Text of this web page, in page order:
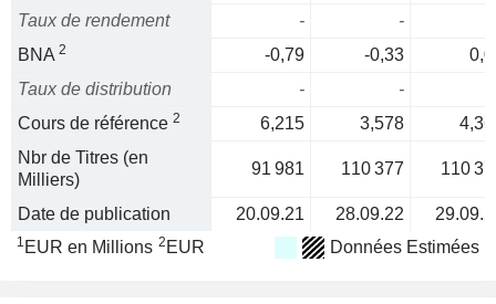
Taux de rendement
-
-
BNA 2 -0,79 -0,33
Taux de distribution
-
-
Cours de référence 2 6,215 3,578
Nbr de Titres (en
Milliers)
91 981 110 377 110
Date de publication 20.09.21 28.09.22
1 EUR en Millions 2 EUR Données Estimées